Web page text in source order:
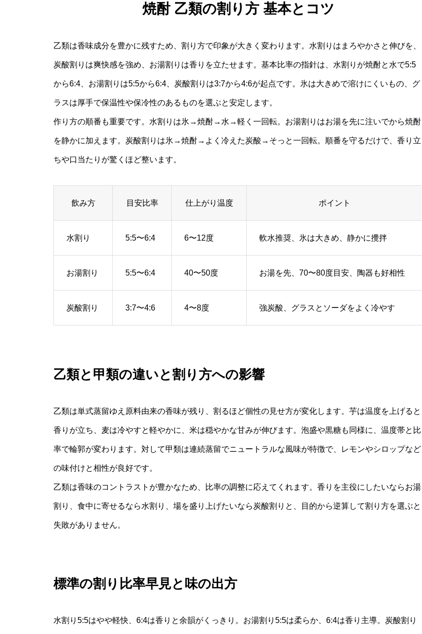
焼酎 乙類の割り方 基本とコツ
乙類は香味成分を豊かに残すため、割り方で印象が大きく変わります。水割りはまろやかさと伸びを、
炭酸割りは爽快感を強め、お湯割りは香りを立たせます。基本比率の指針は、水割りが焼酎と水で5:5
から6:4、お湯割りは5:5から6:4、炭酸割りは3:7から4:6が起点です。氷は大きめで溶けにくいもの、グ
ラスは厚手で保温性や保冷性のあるものを選ぶと安定します。
作り方の順番も重要です。水割りは氷→焼酎→水→軽く一回転。お湯割りはお湯を先に注いでから焼酎
を静かに加えます。炭酸割りは氷→焼酎→よく冷えた炭酸→そっと一回転。順番を守るだけで、香り立
ちや口当たりが驚くほど整います。
飲み方 目安比率 仕上がり温度 ポイント
水割り 5:5〜6:4 6〜12度 軟水推奨、氷は大きめ、静かに攪拌
お湯割り 5:5〜6:4 40〜50度 お湯を先、70〜80度目安、陶器も好相性
炭酸割り 3:7〜4:6 4〜8度 強炭酸、グラスとソーダをよく冷やす
乙類と甲類の違いと割り方への影響
乙類は単式蒸留ゆえ原料由来の香味が残り、割るほど個性の見せ方が変化します。芋は温度を上げると
香りが立ち、麦は冷やすと軽やかに、米は穏やかな甘みが伸びます。泡盛や黒糖も同様に、温度帯と比
率で輪郭が変わります。対して甲類は連続蒸留でニュートラルな風味が特徴で、レモンやシロップなど
の味付けと相性が良好です。
乙類は香味のコントラストが豊かなため、比率の調整に応えてくれます。香りを主役にしたいならお湯
割り、食中に寄せるなら水割り、場を盛り上げたいなら炭酸割りと、目的から逆算して割り方を選ぶと
失敗がありません。
標準の割り比率早見と味の出方
水割り5:5はやや軽快、6:4は香りと余韻がくっきり。お湯割り5:5は柔らか、6:4は香り主導。炭酸割り